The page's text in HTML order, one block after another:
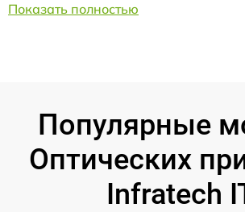
Показать полностью
Популярные
Оптических
Infratech